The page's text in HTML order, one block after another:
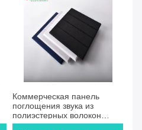
Коммерческая панель
поглощения звука из
полиэстерных волокон
9/12/24 мм